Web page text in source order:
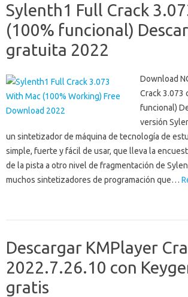
Sylenth1 Full Crack
(100% funcional)
gratuita 2022
Download
Crack 3.073
funcional)
versión
un sintetizador de máquina de tecnología de
simple, fuerte y fácil de usar, que lleva la
de la pista a otro nivel de fragmentación de
muchos sintetizadores de programación que…
Descargar KMPlayer
2022.7.26.10 con
gratis